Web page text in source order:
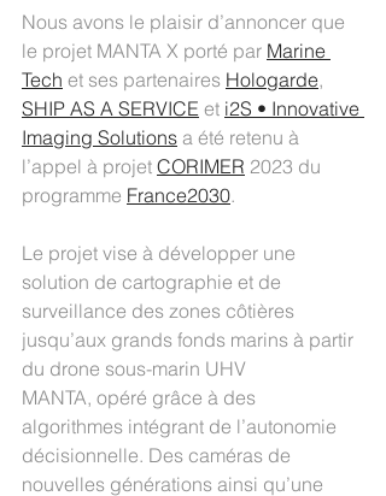
Nous avons le plaisir d’annoncer que
le projet MANTA X porté par Marine
Tech et ses partenaires Hologarde,
SHIP AS A SERVICE et i2S • Innovative
Imaging Solutions a été retenu à
l’appel à projet CORIMER 2023 du
programme France2030.
Le projet vise à développer une
solution de cartographie et de
surveillance des zones côtières
jusqu’aux grands fonds marins à partir
du drone sous-marin UHV
MANTA, opéré grâce à des
algorithmes intégrant de l’autonomie
décisionnelle. Des caméras de
nouvelles générations ainsi qu’une